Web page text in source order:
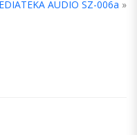
AUDIO SZ-006a »